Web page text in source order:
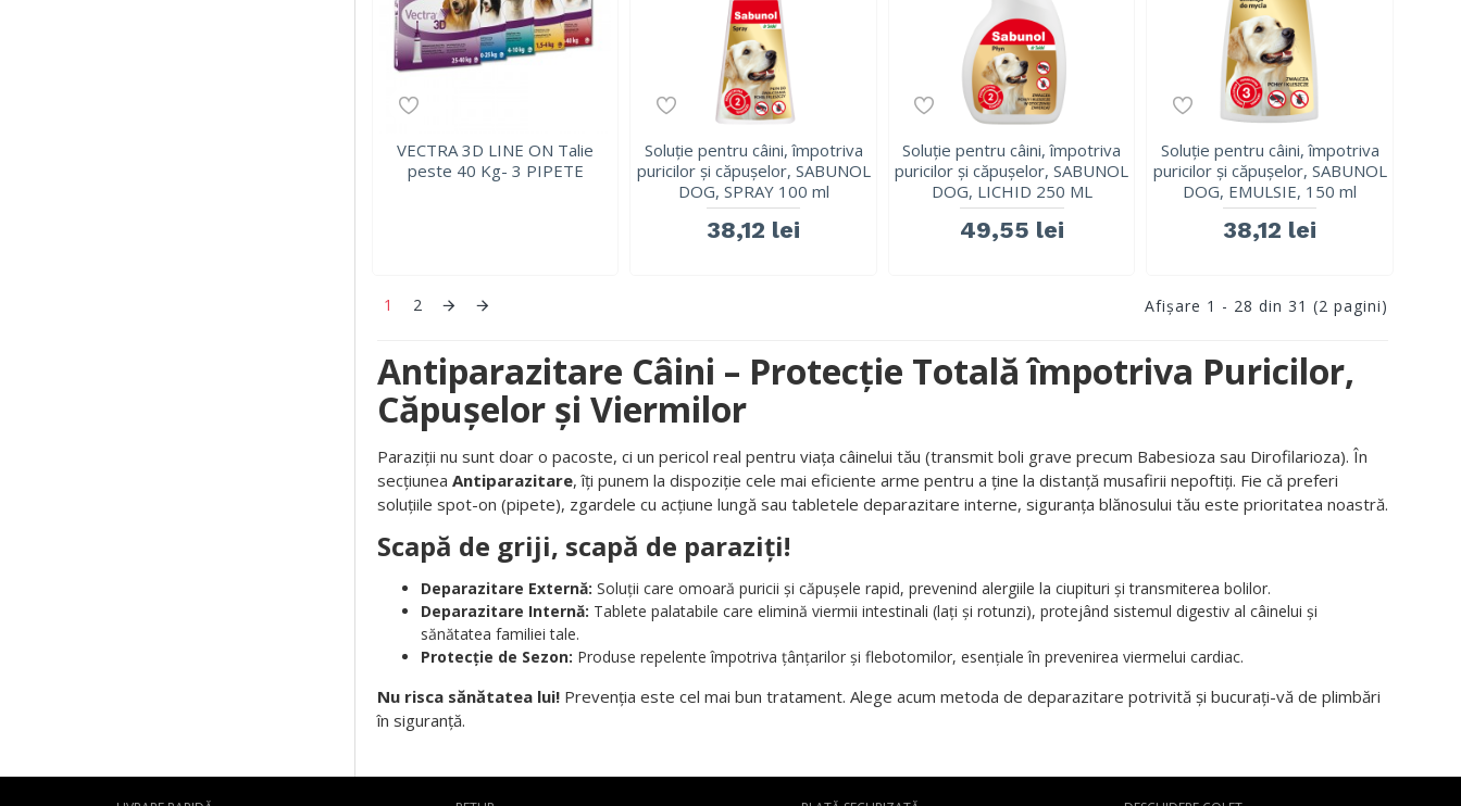
Antiparazitare Câini – Protecție Totală împotriva Puricilor,
Căpușelor și Viermilor
Paraziții nu sunt doar o pacoste, ci un pericol real pentru viața câinelui tău (transmit boli grave precum Babesioza sau Dirofilarioza). În
secțiunea Antiparazitare, îți punem la dispoziție cele mai eficiente arme pentru a ține la distanță musafirii nepoftiți. Fie că preferi
soluțiile spot-on (pipete), zgardele cu acțiune lungă sau tabletele deparazitare interne, siguranța blănosului tău este prioritatea noastră.
Scapă de griji, scapă de paraziți!
Deparazitare Externă: Soluții care omoară puricii și căpușele rapid, prevenind alergiile la ciupituri și transmiterea bolilor.
Deparazitare Internă: Tablete palatabile care elimină viermii intestinali (lați și rotunzi), protejând sistemul digestiv al câinelui și
sănătatea familiei tale.
Protecție de Sezon: Produse repelente împotriva țânțarilor și flebotomilor, esențiale în prevenirea viermelui cardiac.
Nu risca sănătatea lui! Prevenția este cel mai bun tratament. Alege acum metoda de deparazitare potrivită și bucurați-vă de plimbări
în siguranță.
VECTRA 3D LINE ON Talie
peste 40 Kg- 3 PIPETE
Soluție pentru câini, împotriva
puricilor și căpușelor, SABUNOL
DOG, SPRAY 100 ml
38,12 lei
Soluție pentru câini, împotriva
puricilor și căpușelor, SABUNOL
DOG, LICHID 250 ML
49,55 lei
Soluție pentru câini, împotriva
puricilor și căpușelor, SABUNOL
DOG, EMULSIE, 150 ml
38,12 lei
1 2 Afişare 1 - 28 din 31 (2 pagini)